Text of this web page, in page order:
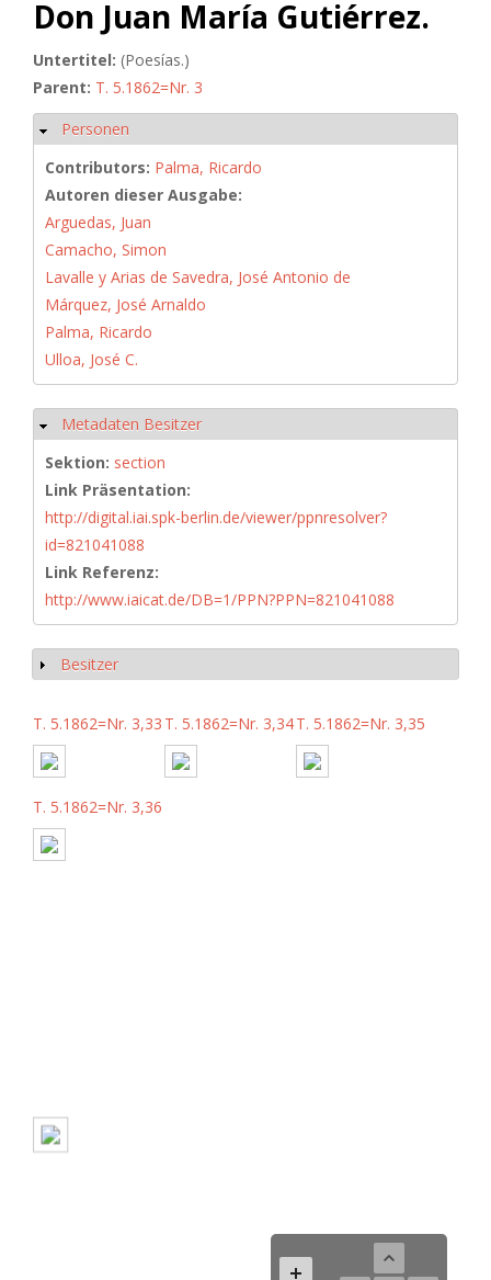
Don Juan María Gutiérrez.
Untertitel: (Poesías.)
Parent: T. 5.1862=Nr. 3
Hide
Personen
Contributors: Palma, Ricardo
Autoren dieser Ausgabe:
Arguedas, Juan
Camacho, Simon
Lavalle y Arias de Savedra, José Antonio de
Márquez, José Arnaldo
Palma, Ricardo
Ulloa, José C.
Hide
Metadaten Besitzer
Sektion: section
Link Präsentation:
http://digital.iai.spk-berlin.de/viewer/ppnresolver?
id=821041088
Link Referenz:
http://www.iaicat.de/DB=1/PPN?PPN=821041088
Show
Besitzer
T. 5.1862=Nr. 3,33 T. 5.1862=Nr. 3,34T. 5.1862=Nr. 3,35
T. 5.1862=Nr. 3,36